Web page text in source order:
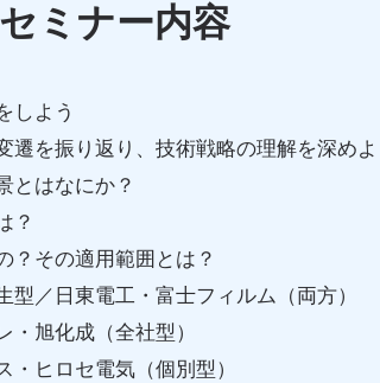
セミナー内容
しよう
遷を振り返り、技術戦略の理解を深め
とはなにか？
？
？その適用範囲とは？
型／日東電工・富士フィルム（両方）
・旭化成（全社型）
・ヒロセ電気（個別型）